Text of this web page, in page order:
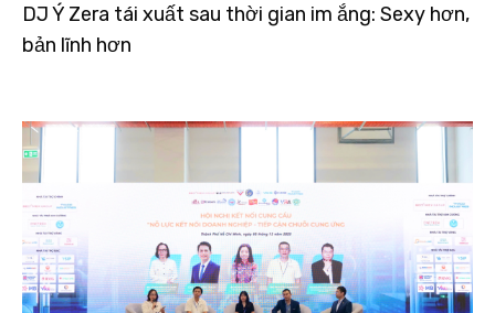
DJ Ý Zera tái xuất sau thời gian im ắng: Sexy hơn,
bản lĩnh hơn